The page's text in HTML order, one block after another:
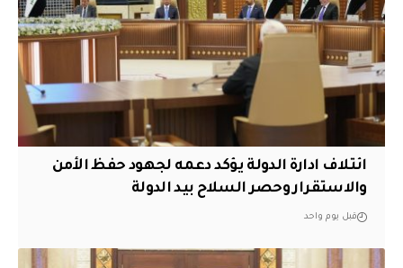
ائتلاف ادارة الدولة يؤكد دعمه لجهود حفظ الأمن
والاستقرار وحصر السلاح بيد الدولة
قبل يوم واحد